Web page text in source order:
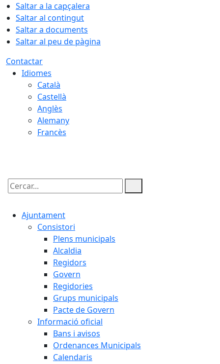
Saltar a la capçalera
Saltar al contingut
Saltar a documents
Saltar al peu de pàgina
Contactar
Idiomes
Català
Castellà
Anglès
Alemany
Francès
Cercar:
Ajuntament
Consistori
Plens municipals
Alcaldia
Regidors
Govern
Regidories
Grups municipals
Pacte de Govern
Informació oficial
Bans i avisos
Ordenances Municipals
Calendaris